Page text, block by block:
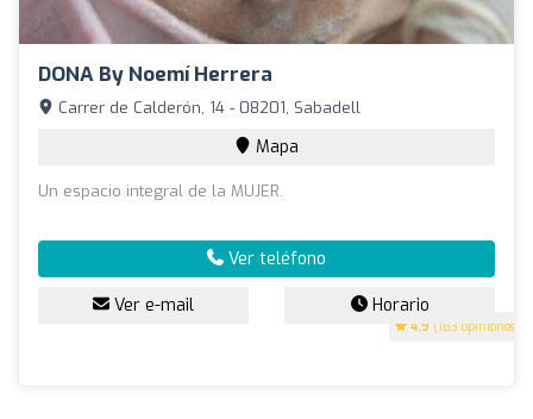
DONA By Noemí Herrera
4.9 (183 opiniones)
Carrer de Calderón, 14 - 08201, Sabadell
Mapa
Un espacio integral de la MUJER.
Ver teléfono
Ver e-mail Horario